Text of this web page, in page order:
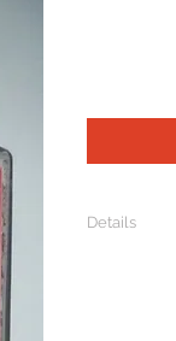
Details
fleurs